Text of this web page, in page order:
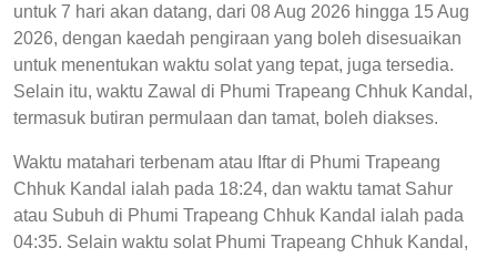
untuk 7 hari akan datang, dari 08 Aug 2026 hingga 15 Aug
2026, dengan kaedah pengiraan yang boleh disesuaikan
untuk menentukan waktu solat yang tepat, juga tersedia.
Selain itu, waktu Zawal di Phumi Trapeang Chhuk Kandal,
termasuk butiran permulaan dan tamat, boleh diakses.
Waktu matahari terbenam atau Iftar di Phumi Trapeang
Chhuk Kandal ialah pada 18:24, dan waktu tamat Sahur
atau Subuh di Phumi Trapeang Chhuk Kandal ialah pada
04:35. Selain waktu solat Phumi Trapeang Chhuk Kandal,